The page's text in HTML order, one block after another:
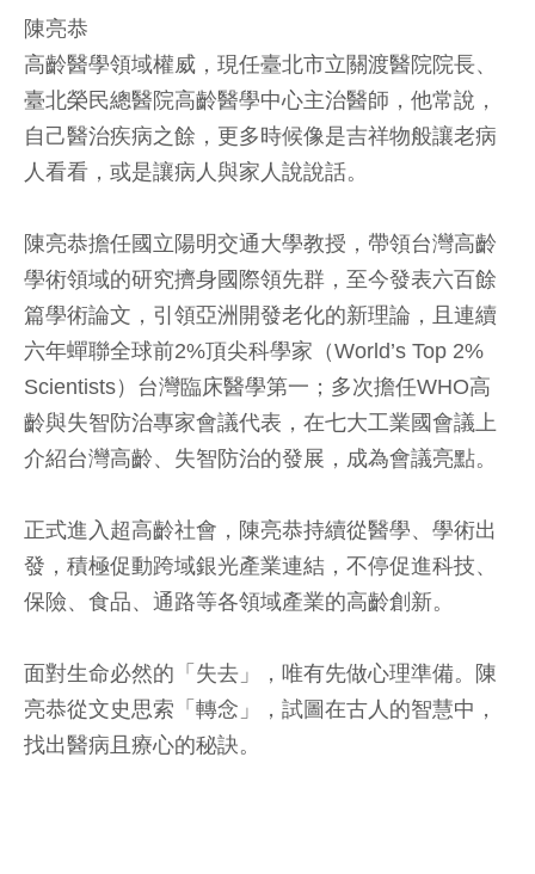
陳亮恭
高齡醫學領域權威，現任臺北市立關渡醫院院長、
臺北榮民總醫院高齡醫學中心主治醫師，他常說，
自己醫治疾病之餘，更多時候像是吉祥物般讓老病
人看看，或是讓病人與家人說說話。
陳亮恭擔任國立陽明交通大學教授，帶領台灣高齡
學術領域的研究擠身國際領先群，至今發表六百餘
篇學術論文，引領亞洲開發老化的新理論，且連續
六年蟬聯全球前2%頂尖科學家（World’s Top 2%
Scientists）台灣臨床醫學第一；多次擔任WHO高
齡與失智防治專家會議代表，在七大工業國會議上
介紹台灣高齡、失智防治的發展，成為會議亮點。
正式進入超高齡社會，陳亮恭持續從醫學、學術出
發，積極促動跨域銀光產業連結，不停促進科技、
保險、食品、通路等各領域產業的高齡創新。
面對生命必然的「失去」，唯有先做心理準備。陳
亮恭從文史思索「轉念」，試圖在古人的智慧中，
找出醫病且療心的秘訣。